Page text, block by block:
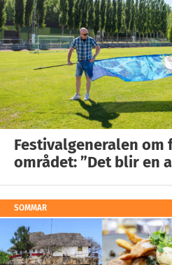
Festivalgeneralen om
området: ”Det blir en
SOMMAR